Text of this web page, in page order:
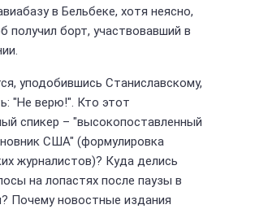
в Бельбеке, хотя неясно,
получил борт, участвовавший в
уподобившись Станиславскому,
"Не верю!". Кто этот
спикер – "высокопоставленный
США" (формулировка
журналистов)? Куда делись
на лопастях после паузы в
Почему новостные издания